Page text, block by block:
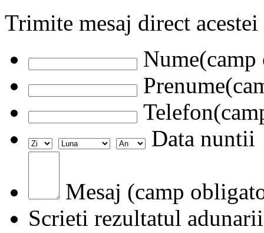
Trimite mesaj direct
Data nuntii
Mesaj (camp
Scrieti rezultatul adunarii